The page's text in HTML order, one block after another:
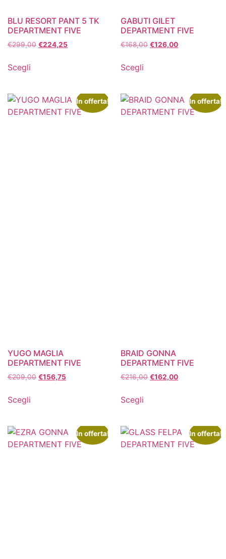
BLU RESORT PANT 5 TK
DEPARTMENT FIVE
€299,00 €224,25
Scegli
GABUTI GILET
DEPARTMENT FIVE
€168,00 €126,00
Scegli
In offerta!
YUGO MAGLIA
DEPARTMENT FIVE
€209,00 €156,75
Scegli
In offerta!
BRAID GONNA
DEPARTMENT FIVE
€216,00 €162,00
Scegli
In offerta! In offerta!